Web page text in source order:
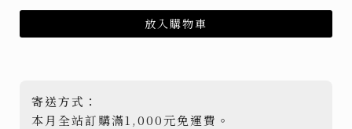
放入購物車
寄送方式：
本月全站訂購滿1,000元免運費。